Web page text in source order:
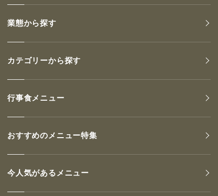
業態から探す
カテゴリーから探す
行事食メニュー
おすすめのメニュー特集
今人気があるメニュー